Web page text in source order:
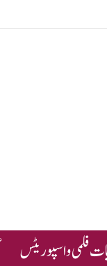
فلمی و اسپوریٹس